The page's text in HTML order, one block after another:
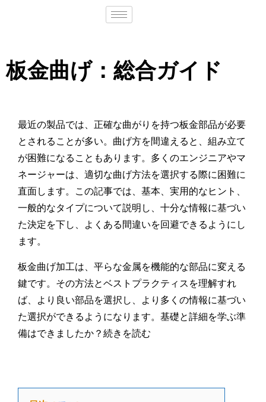
板金曲げ：総合ガイド
最近の製品では、正確な曲がりを持つ板金部品が必要
とされることが多い。曲げ方を間違えると、組み立て
が困難になることもあります。多くのエンジニアやマ
ネージャーは、適切な曲げ方法を選択する際に困難に
直面します。この記事では、基本、実用的なヒント、
一般的なタイプについて説明し、十分な情報に基づい
た決定を下し、よくある間違いを回避できるようにし
ます。
板金曲げ加工は、平らな金属を機能的な部品に変える
鍵です。その方法とベストプラクティスを理解すれ
ば、より良い部品を選択し、より多くの情報に基づい
た選択ができるようになります。基礎と詳細を学ぶ準
備はできましたか？続きを読む